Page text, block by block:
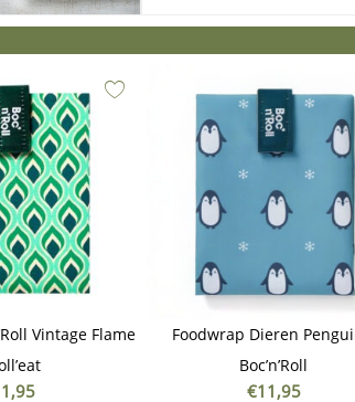
Vintage Flame
Foodwrap Dieren
Boc’n’Roll
€11,95